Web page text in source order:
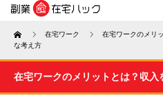
Home 在宅ワーク
在宅ワークのメリ
な考え方
在宅ワークのメリットとは？収